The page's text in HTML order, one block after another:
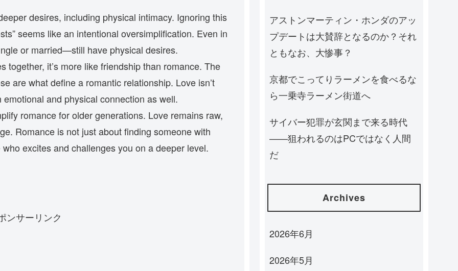
desires, including physical intimacy. Ignoring this
seems like an intentional oversimplification. Even in
or married—still have physical desires.
together, it’s more like friendship than romance. The
are what define a romantic relationship. Love isn’t
and physical connection as well.
romance for older generations. Love remains raw,
Romance is not just about finding someone with
excites and challenges you on a deeper level.
ンサーリンク
アストンマーティン・ホンダのアッ
プデートは大賛辞となるのか？それ
ともなお、大惨事？
京都でこってりラーメンを食べるな
ら一乗寺ラーメン街道へ
サイバー犯罪が玄関まで来る時代
——狙われるのはPCではなく人間
だ
Archives
2026年6月
2026年5月